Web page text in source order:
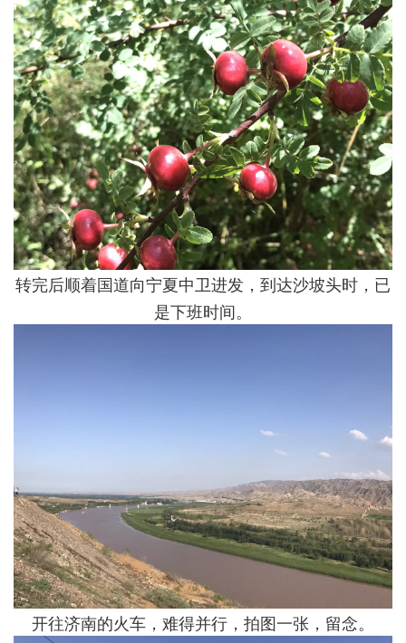
转完后顺着国道向宁夏中卫进发，到达沙坡头时，已
是下班时间。
开往济南的火车，难得并行，拍图一张，留念。